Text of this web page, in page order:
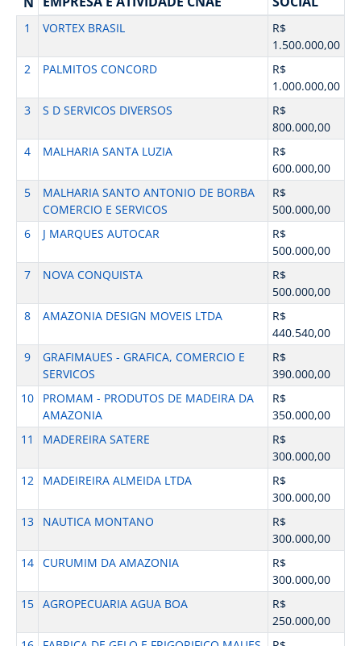
1 VORTEX BRASIL
R$
1.500.000,00
2
PALMITOS CONCORD
R$
1.000.000,00
3
S D SERVICOS DIVERSOS
R$
800.000,00
4
MALHARIA SANTA LUZIA
R$
600.000,00
5
MALHARIA SANTO ANTONIO DE BORBA
COMERCIO E SERVICOS
R$
500.000,00
6
J MARQUES AUTOCAR
R$
500.000,00
7
NOVA CONQUISTA
R$
500.000,00
8
AMAZONIA DESIGN MOVEIS LTDA
R$
440.540,00
9
GRAFIMAUES - GRAFICA, COMERCIO E
SERVICOS
R$
390.000,00
10
PROMAM - PRODUTOS DE MADEIRA DA
AMAZONIA
R$
350.000,00
11
MADEREIRA SATERE
R$
300.000,00
12
MADEIREIRA ALMEIDA LTDA
R$
300.000,00
13
NAUTICA MONTANO
R$
300.000,00
14 CURUMIM DA AMAZONIA
R$
300.000,00
15 AGROPECUARIA AGUA BOA
R$
250.000,00